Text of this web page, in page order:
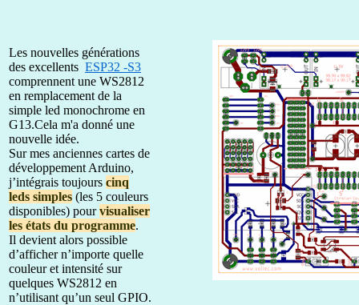
Les nouvelles générations
des excellents ESP32 -S3
comprennent une WS2812
en remplacement de la
simple led monochrome en
G13.Cela m'a donné une
nouvelle idée.
Sur mes anciennes cartes de
développement Arduino,
j’intégrais toujours cinq
leds simples (les 5 couleurs
disponibles) pourvisualiser
les états du programme.
Il devient alors possible
d’afficher n’importe quelle
couleur et intensité sur
quelques WS2812 en
n’utilisant qu’un seul GPIO.